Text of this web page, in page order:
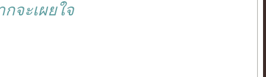
จะเผยใจ